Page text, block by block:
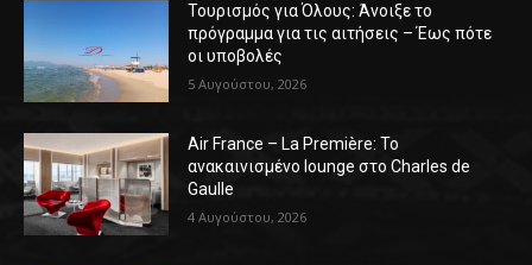
Τουρισμός για Όλους: Άνοιξε το
πρόγραμμα για τις αιτήσεις – Έως πότε
οι υποβολές
5 Αυγούστου, 2026
Air France – La Première: Το
ανακαινισμένο lounge στο Charles de
Gaulle
4 Αυγούστου, 2026